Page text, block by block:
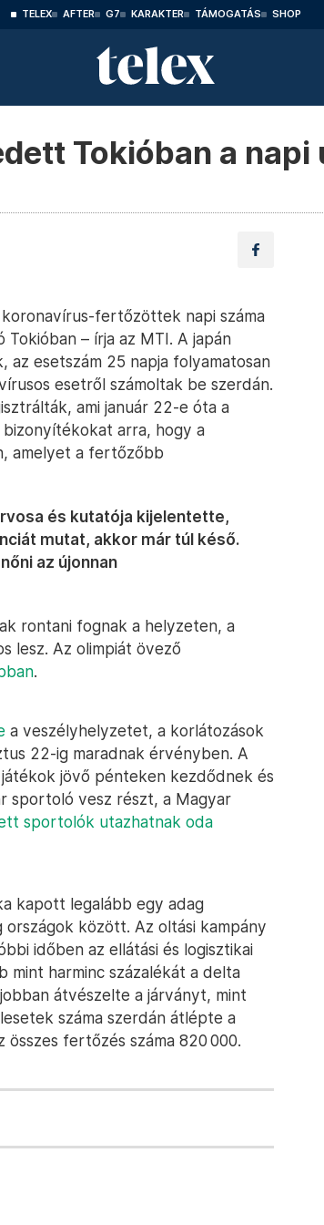
TELEX AFTER G7 KARAKTER TÁMOGATÁS SHOP
Tokióban a napi
fertőzöttek napi száma
– írja az MTI. A japán
az esetszám 25 napja folyamatosan
esetről számoltak be szerdán.
ami január 22-e óta a
bizonyítékokat arra, hogy a
amelyet a fertőzőbb
és kutatója kijelentette,
mutat, akkor már túl késő.
az újonnan
rontani fognak a helyzeten, a
lesz. Az olimpiát övező
.
a veszélyhelyzetet, a korlátozások
22-ig maradnak érvényben. A
jövő pénteken kezdődnek és
sportoló vesz részt, a Magyar
sportolók utazhatnak oda
kapott legalább egy adag
országok között. Az oltási kampány
időben az ellátási és logisztikai
mint harminc százalékát a delta
átvészelte a járványt, mint
száma szerdán átlépte a
fertőzés száma 820 000.